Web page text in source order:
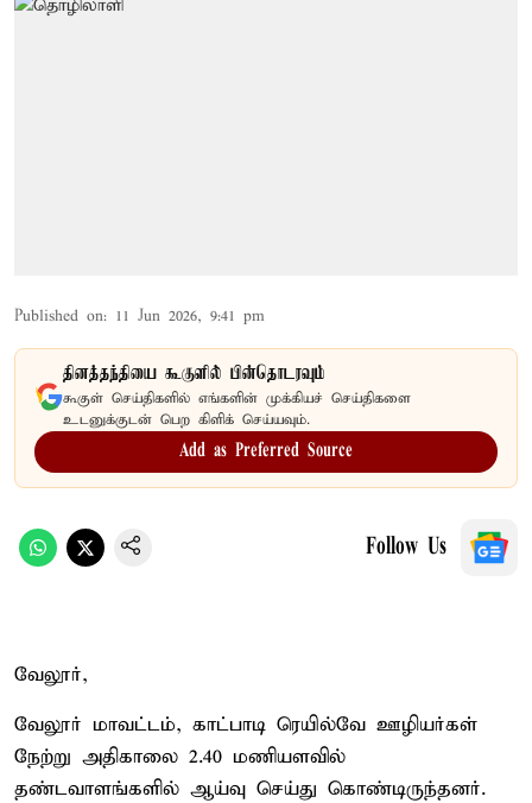
Published on: 11 Jun 2026, 9:41 pm
தினத்தந்தியை கூகுளில் பின்தொடரவும்
கூகுள் செய்திகளில் எங்களின் முக்கியச் செய்திகளை
உடனுக்குடன் பெற கிளிக் செய்யவும்.
Add as Preferred Source
Follow Us
வேலூர்,
வேலூர் மாவட்டம், காட்பாடி ரெயில்வே ஊழியர்கள்
நேற்று அதிகாலை 2.40 மணியளவில்
தண்டவாளங்களில் ஆய்வு செய்து கொண்டிருந்தனர்.